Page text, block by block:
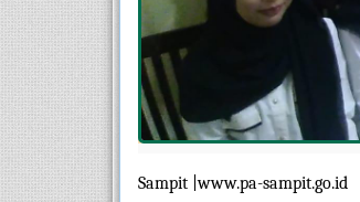
Sampit |www.pa-sampit.go.id